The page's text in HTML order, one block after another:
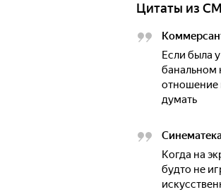
Цитаты из
Если была
банальном
отношение
думать
Когда на
будто не